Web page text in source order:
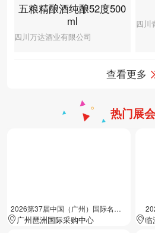
五粮精酿酒纯酿52度500
ml
四川万达酒业有限公司
四川
查看更多
热门展会
2026第37届中国（广州）国际名酒展览会
广州琶洲国际采购中心 临